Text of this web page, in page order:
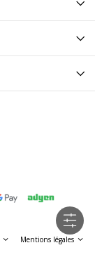
Mentions légales